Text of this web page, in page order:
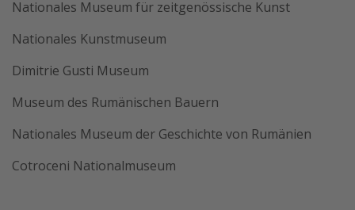
Nationales Museum für zeitgenössische Kunst
Nationales Kunstmuseum
Dimitrie Gusti Museum
Museum des Rumänischen Bauern
Nationales Museum der Geschichte von Rumänien
Cotroceni Nationalmuseum